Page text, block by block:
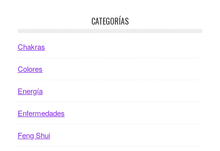
CATEGORÍAS
Chakras
Colores
Energía
Enfermedades
Feng Shui